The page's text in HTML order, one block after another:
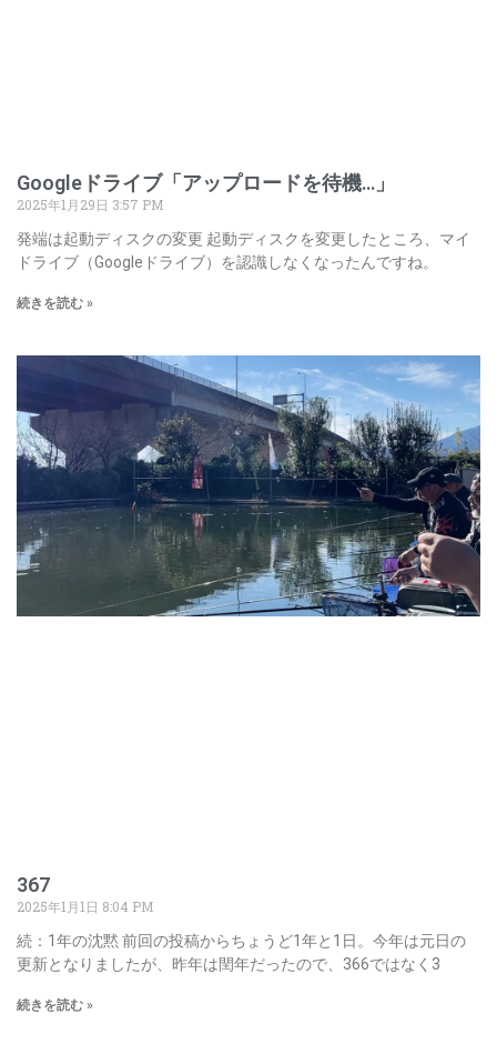
Googleドライブ「アップロードを待機…」
2025年1月29日 3:57 PM
発端は起動ディスクの変更 起動ディスクを変更したところ、マイ
ドライブ（Googleドライブ）を認識しなくなったんですね。
続きを読む »
367
2025年1月1日 8:04 PM
続：1年の沈黙 前回の投稿からちょうど1年と1日。今年は元日の
更新となりましたが、昨年は閏年だったので、366ではなく3
続きを読む »